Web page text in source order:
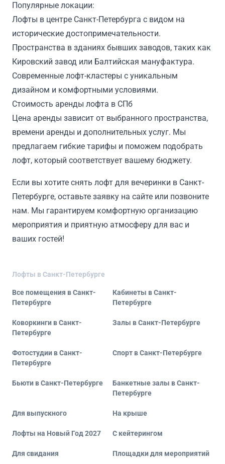
Популярные локации:
Лофты в центре Санкт-Петербурга с видом на
исторические достопримечательности.
Пространства в зданиях бывших заводов, таких как
Кировский завод или Балтийская мануфактура.
Современные лофт-кластеры с уникальным
дизайном и комфортными условиями.
Стоимость аренды лофта в СПб
Цена аренды зависит от выбранного пространства,
времени аренды и дополнительных услуг. Мы
предлагаем гибкие тарифы и поможем подобрать
лофт, который соответствует вашему бюджету.
Если вы хотите снять лофт для вечеринки в Санкт-
Петербурге, оставьте заявку на сайте или позвоните
нам. Мы гарантируем комфортную организацию
мероприятия и приятную атмосферу для вас и
ваших гостей!
Лофты в Санкт-Петербурге
Все помещения в Санкт-
Петербурге
Кабинеты в Санкт-
Петербурге
Коворкинги в Санкт-
Петербурге
Залы в Санкт-Петербурге
Фотостудии в Санкт-
Петербурге
Спорт в Санкт-Петербурге
Бьюти в Санкт-Петербурге
Банкетные залы в Санкт-
Петербурге
Для выпускного На крыше
Лофты на Новый Год 2027 С кейтерингом
Для свидания Площадки для мероприятий